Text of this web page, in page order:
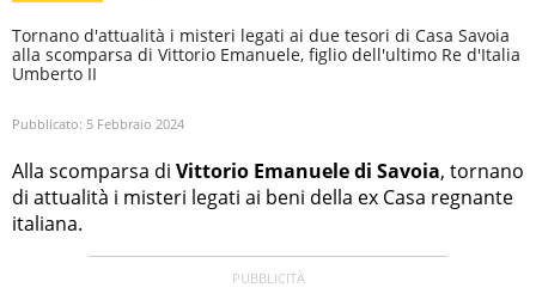
Tornano d'attualità i misteri legati ai due tesori di Casa Savoia
alla scomparsa di Vittorio Emanuele, figlio dell'ultimo Re d'Italia
Umberto II
Pubblicato: 5 Febbraio 2024
Alla scomparsa di Vittorio Emanuele di Savoia, tornano
di attualità i misteri legati ai beni della ex Casa regnante
italiana.